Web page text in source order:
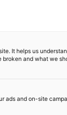
15min
It helps us
broken and what we
ads and on-site